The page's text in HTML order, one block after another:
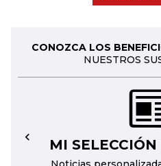
CONOZCA LOS
NUESTROS
MI
←